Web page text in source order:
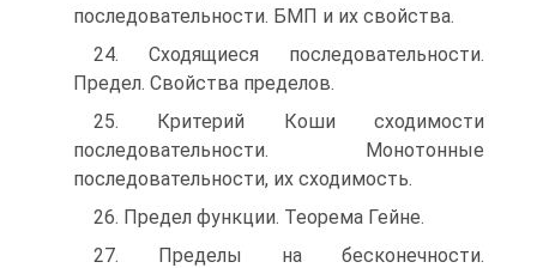
последовательности. БМП и их свойства.
24. Сходящиеся последовательности.
Предел. Свойства пределов.
25. Критерий Коши сходимости
последовательности. Монотонные
последовательности, их сходимость.
26. Предел функции. Теорема Гейне.
27. Пределы на бесконечности.